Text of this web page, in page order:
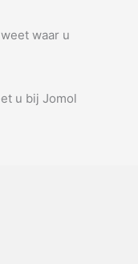
waar u
u bij Jomol